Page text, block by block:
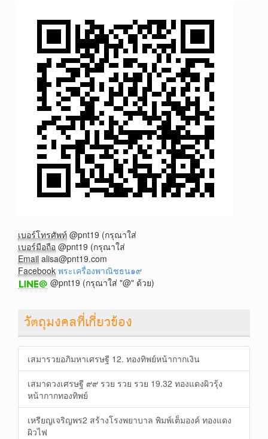
เบอร์โทรศัพท์ @pnt19 (กรุณาใส่
เบอร์มือถือ @pnt19 (กรุณาใส่
Email alisa@pnt19.com
Facebook พระเครื่องพาณิชธน๑๙
@pnt19 (กรุณาใส่ "@" ด้วย)
วัตถุมงคลที่เกี่ยวข้อง
เสมารวยอภิมหาเศรษฐี 12. ทองทิพย์หน้ากากเงิน
เสมาดวงเศรษฐี ๙๙ รวย รวย รวย 19.32 ทองแดงผิวรุ้ง
หน้ากากทองทิพย์
เหรียญเจริญพร2 สร้างโรงพยาบาล พิมพ์เต็มองค์ ทองแดง
ผิวไฟ